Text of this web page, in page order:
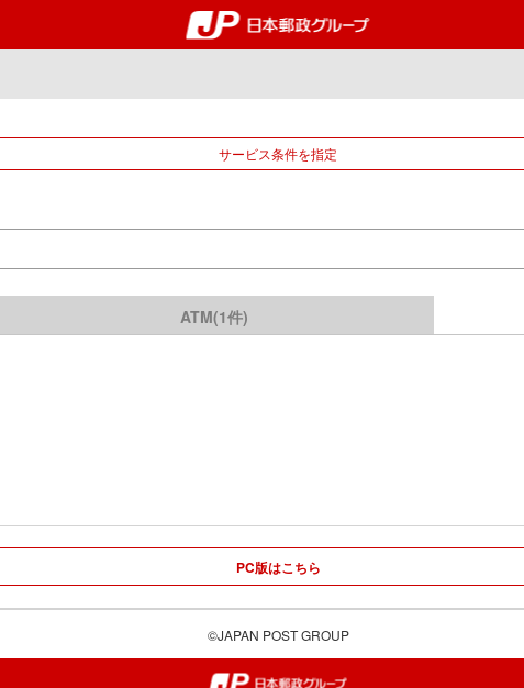
郵便局・日本郵政グループ
サービス条件を指定
ATM(1件)
PC版はこちら
©JAPAN POST GROUP